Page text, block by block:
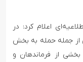
اعلام کرد: در
از جمله حمله به بخش
از فرماندهان و